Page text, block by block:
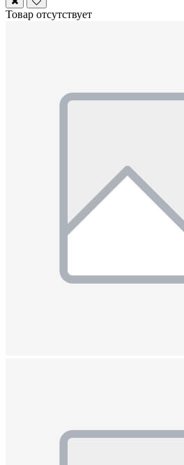
Товар отсутствует